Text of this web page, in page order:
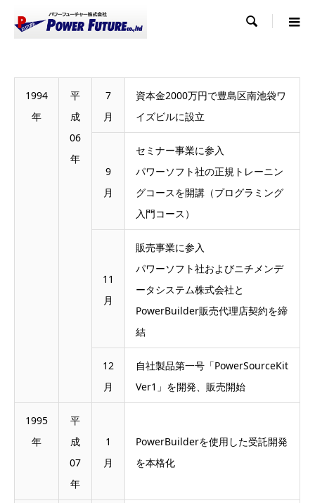

1994
年
平
成
06
年
7
月
資本金2000万円で豊島区南池袋ワ
イズビルに設立
9
月
セミナー事業に参入
パワーソフト社の正規トレーニン
グコースを開講（プログラミング
入門コース）
11
月
販売事業に参入
パワーソフト社およびニチメンデ
ータシステム株式会社と
PowerBuilder販売代理店契約を締
結
12
月
自社製品第一号「PowerSourceKit
Ver1」を開発、販売開始
1995
年
平
成
07
年
1
月
PowerBuilderを使用した受託開発
を本格化